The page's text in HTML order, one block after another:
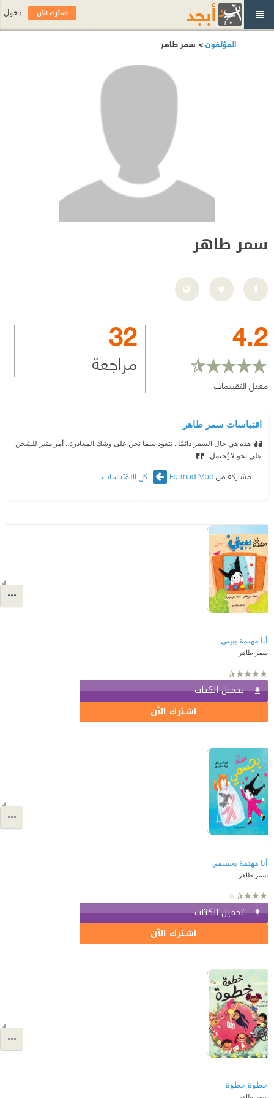
المؤلفون> سمر طاهر
سمر طاهر
4.2
معدل التقييمات
32
مراجعة
اقتباسات سمر طاهر
هذه هي حال السفر دائمًا.. نتعود بينما نحن على وشك المغادرة.. أمر مثير للشجن
على نحو لا يُحتمل.
مشاركة منFatmad Mad كل الاقتباسات
أنا مهتمة ببيتي
سمر طاهر
تحميل الكتاب
اشترك الآن
أنا مهتمة بجسمي
سمر طاهر
تحميل الكتاب
اشترك الآن
خطوة خطوة
اشترك الآن دخول